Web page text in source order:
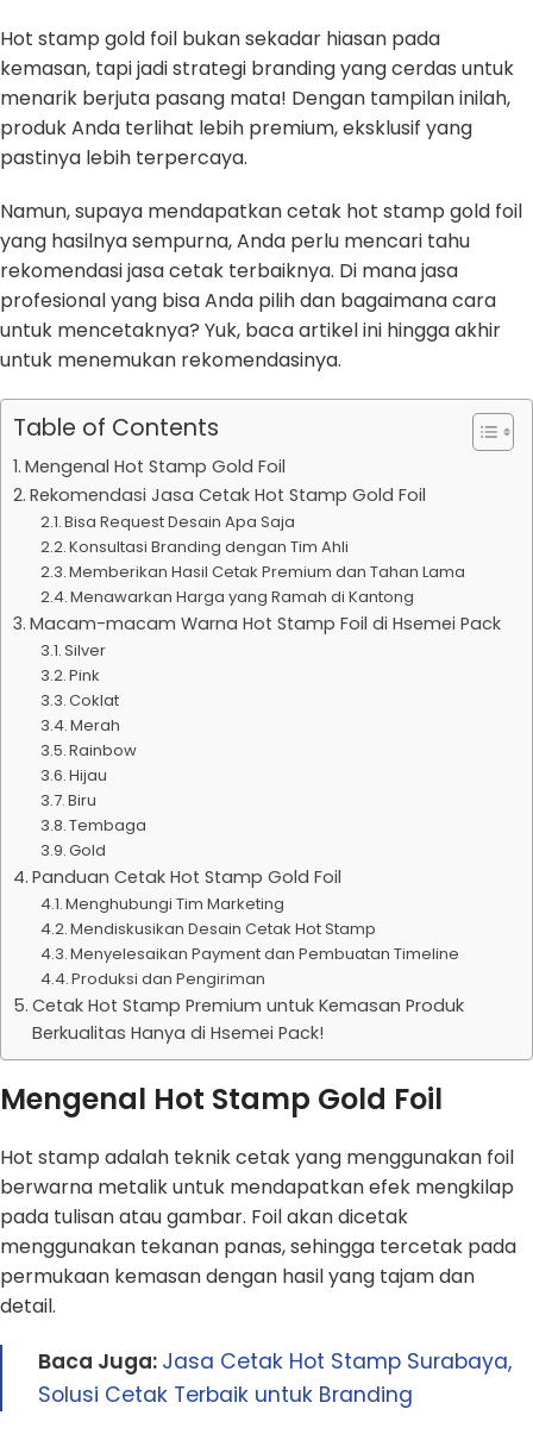
Hot stamp gold foil bukan sekadar hiasan pada
kemasan, tapi jadi strategi branding yang cerdas untuk
menarik berjuta pasang mata! Dengan tampilan inilah,
produk Anda terlihat lebih premium, eksklusif yang
pastinya lebih terpercaya.
Namun, supaya mendapatkan cetak hot stamp gold foil
yang hasilnya sempurna, Anda perlu mencari tahu
rekomendasi jasa cetak terbaiknya. Di mana jasa
profesional yang bisa Anda pilih dan bagaimana cara
untuk mencetaknya? Yuk, baca artikel ini hingga akhir
untuk menemukan rekomendasinya.
Table of Contents
Mengenal Hot Stamp Gold Foil
Rekomendasi Jasa Cetak Hot Stamp Gold Foil
Bisa Request Desain Apa Saja
Konsultasi Branding dengan Tim Ahli
Memberikan Hasil Cetak Premium dan Tahan Lama
Menawarkan Harga yang Ramah di Kantong
Macam-macam Warna Hot Stamp Foil di Hsemei Pack
Silver
Pink
Coklat
Merah
Rainbow
Hijau
Biru
Tembaga
Gold
Panduan Cetak Hot Stamp Gold Foil
Menghubungi Tim Marketing
Mendiskusikan Desain Cetak Hot Stamp
Menyelesaikan Payment dan Pembuatan Timeline
Produksi dan Pengiriman
Cetak Hot Stamp Premium untuk Kemasan Produk
Berkualitas Hanya di Hsemei Pack!
Mengenal Hot Stamp Gold Foil
Hot stamp adalah teknik cetak yang menggunakan foil
berwarna metalik untuk mendapatkan efek mengkilap
pada tulisan atau gambar. Foil akan dicetak
menggunakan tekanan panas, sehingga tercetak pada
permukaan kemasan dengan hasil yang tajam dan
detail.
Baca Juga: Jasa Cetak Hot Stamp Surabaya,
Solusi Cetak Terbaik untuk Branding